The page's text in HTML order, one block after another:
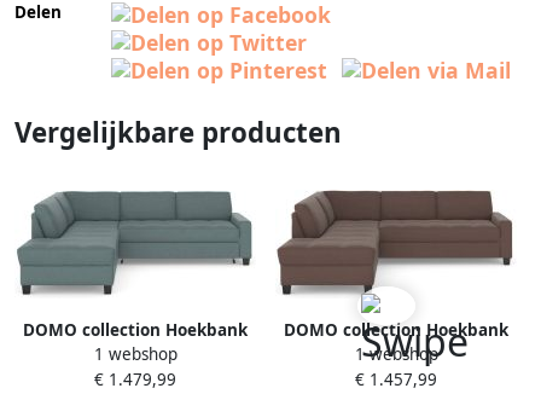
Delen
Vergelijkbare producten
DOMO collection Hoekbank
Florentina tijdloos en elegant
zitnaden als designelement
1 webshop
€ 1.479,99
DOMO collection Hoekbank
Florentina tijdloos en elegant
zitnaden als designelement
1 webshop
€ 1.457,99